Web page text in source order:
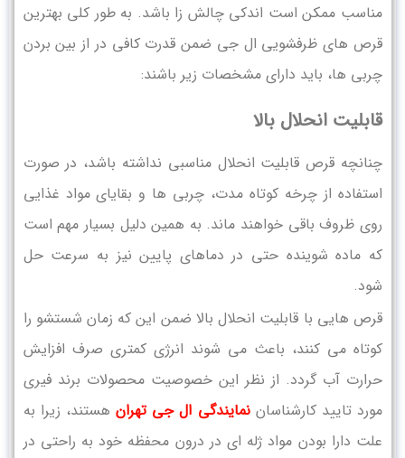
مناسب ممکن است اندکی چالش زا باشد. به طور کلی بهترین
قرص های ظرفشویی ال جی ضمن قدرت کافی در از بین بردن
چربی‌ ها، باید دارای مشخصات زیر باشند:
قابلیت انحلال بالا
چنانچه قرص قابلیت انحلال مناسبی نداشته باشد، در صورت
استفاده از چرخه کوتاه مدت، چربی ‌ها و بقایای مواد غذایی
روی ظروف باقی خواهند ماند. به همین دلیل بسیار مهم است
که ماده شوینده حتی در دماهای پایین نیز به سرعت حل
شود.
قرص‌ هایی با قابلیت انحلال بالا ضمن این که زمان شستشو را
کوتاه می‌ کنند، باعث می‌ شوند انرژی کمتری صرف افزایش
حرارت آب گردد. از نظر این خصوصیت محصولات برند فیری
مورد تایید کارشناساننمایندگی ال جی تهرانهستند، زیرا به
علت دارا بودن مواد ژله‌ ای در درون محفظه خود به راحتی در